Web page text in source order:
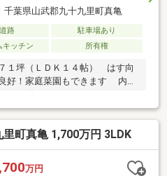
千葉県山武郡九十九里町真亀
路
駐車場あり
キッチン 所有権
１坪（ＬＤＫ１４帖） はす向
好！家庭菜園もできます 内外
ス付き
町真亀 1,700万円 3LDK
万円